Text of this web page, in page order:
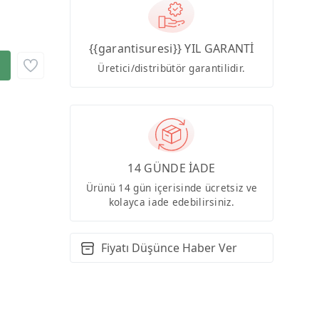
{{garantisuresi}} YIL GARANTİ
Üretici/distribütör garantilidir.
14 GÜNDE İADE
Ürünü 14 gün içerisinde ücretsiz ve
kolayca iade edebilirsiniz.
Fiyatı Düşünce Haber Ver